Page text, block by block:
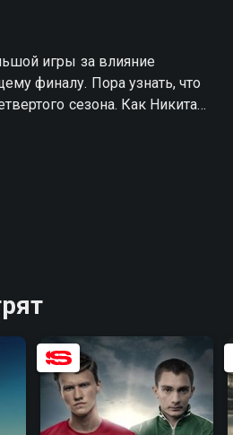
игры за влияние
финалу. Пора узнать, что
сезона. Как Никита
неузнаваемости? Какие
на самом деле длилась